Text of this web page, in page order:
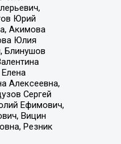
Юрий
Акимова
Юлия
Блинушов
Алексеевна,
Сергей
Ефимович,
Вицин
Резник